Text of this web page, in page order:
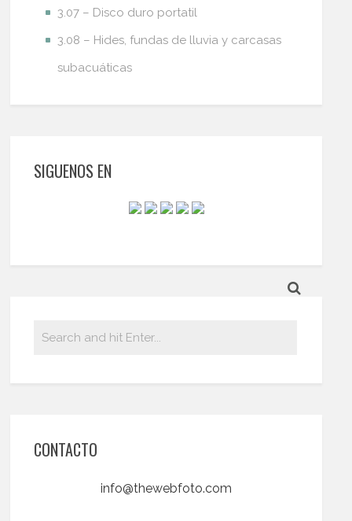
3.07 – Disco duro portatil
3.08 – Hides, fundas de lluvia y carcasas
subacuáticas
SIGUENOS EN
CONTACTO
info@thewebfoto.com